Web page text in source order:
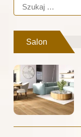
Salon